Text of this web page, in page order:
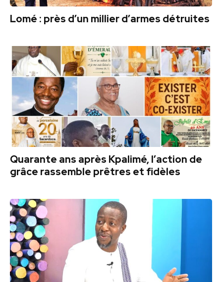
Lomé : près d’un millier d’armes détruites
Quarante ans après Kpalimé, l’action de
grâce rassemble prêtres et fidèles